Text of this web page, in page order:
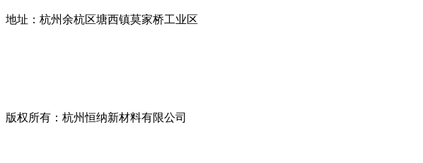
地址：杭州余杭区塘西镇莫家桥工业区
版权所有：杭州恒纳新材料有限公司